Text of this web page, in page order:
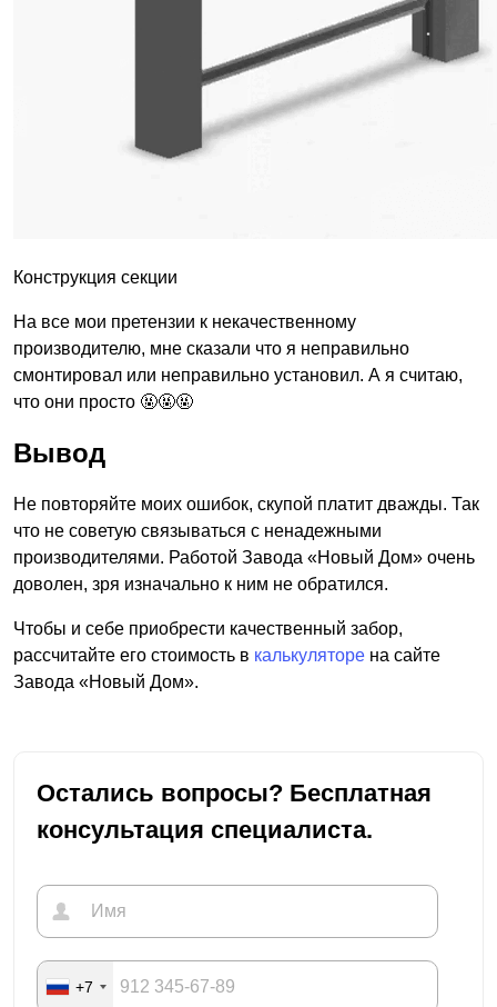
Конструкция секции
На все мои претензии к некачественному
производителю, мне сказали что я неправильно
смонтировал или неправильно установил. А я считаю,
что они просто 🤬🤬🤬
Вывод
Не повторяйте моих ошибок, скупой платит дважды. Так
что не советую связываться с ненадежными
производителями. Работой Завода «Новый Дом» очень
доволен, зря изначально к ним не обратился.
Чтобы и себе приобрести качественный забор,
рассчитайте его стоимость в калькуляторе на сайте
Завода «Новый Дом».
Остались вопросы? Бесплатная
консультация специалиста.
+7